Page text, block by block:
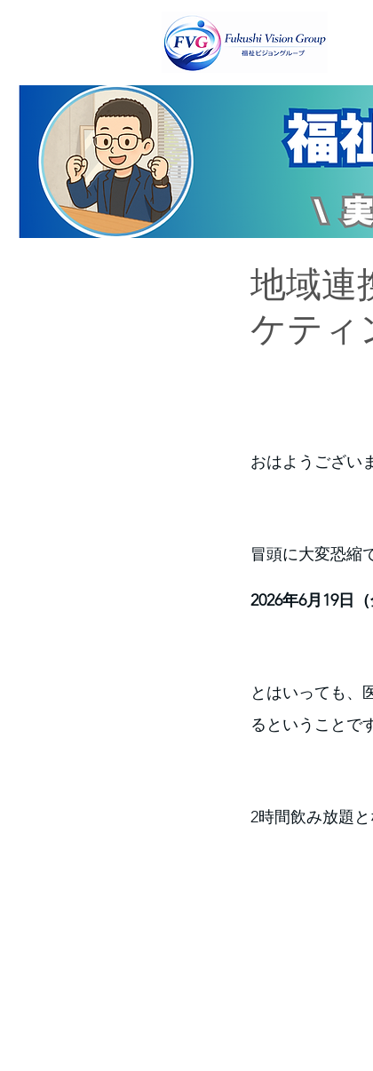
地域連
ケティ
おはようござい
冒頭に大変恐縮
2026年6月19日
とはいっても、
るということで
2時間飲み放題